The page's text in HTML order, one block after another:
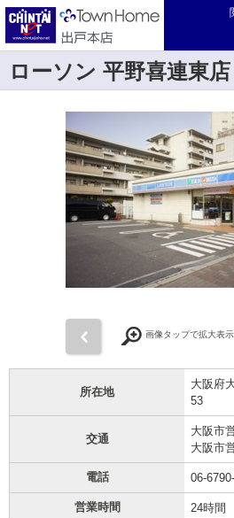
ローソン 平野喜連東店
画像タップで拡大表
所在地
大阪府
53
交通
大阪市
大阪市
電話 06-
営業時間 24時間